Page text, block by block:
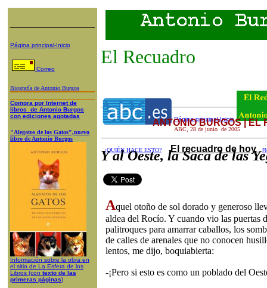
Página principal-Inicio
Correo
Biografía de Antonio Burgos
Compra por Internetde
libros de Antonio Burgos
con ediciones agotadas
"Alegatos de los Gatos",nuevo
libro de Antonio Burgos
Información sobre la obra en
el sitio de La Esfera de los
Libros (con texto de las
primeras páginas)
El Recuadro
Página principal-Inicio
ABC 28 de junio de 2005
¿QUIÉN HACE ESTO? El recuadro de hoy
ANTONIO BURGOS | EL
Y al Oeste, la Saca de las
Aquel otoño de sol dorado y generoso
aldea del Rocío. Y cuando vio las puertas
palitroques para amarrar caballos, los
de calles de arenales que no conocen
lentos, me dijo, boquiabierta:
-¡Pero si esto es como un poblado del